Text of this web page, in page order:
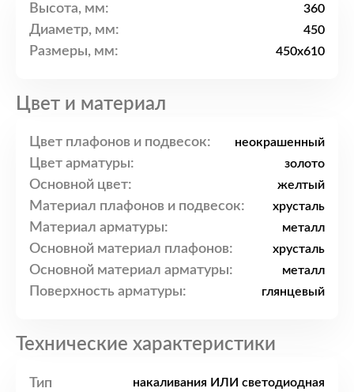
Высота, мм: 360
Диаметр, мм: 450
Размеры, мм: 450x610
Цвет и материал
Цвет плафонов и подвесок: неокрашенный
Цвет арматуры: золото
Основной цвет: желтый
Материал плафонов и подвесок: хрусталь
Материал арматуры: металл
Основной материал плафонов: хрусталь
Основной материал арматуры: металл
Поверхность арматуры: глянцевый
Технические характеристики
Тип накаливания ИЛИ светодиодная